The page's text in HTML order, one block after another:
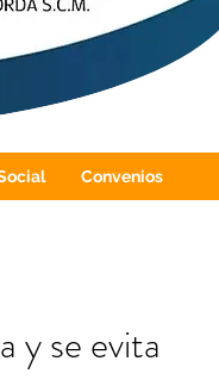
Convenios
y se evita